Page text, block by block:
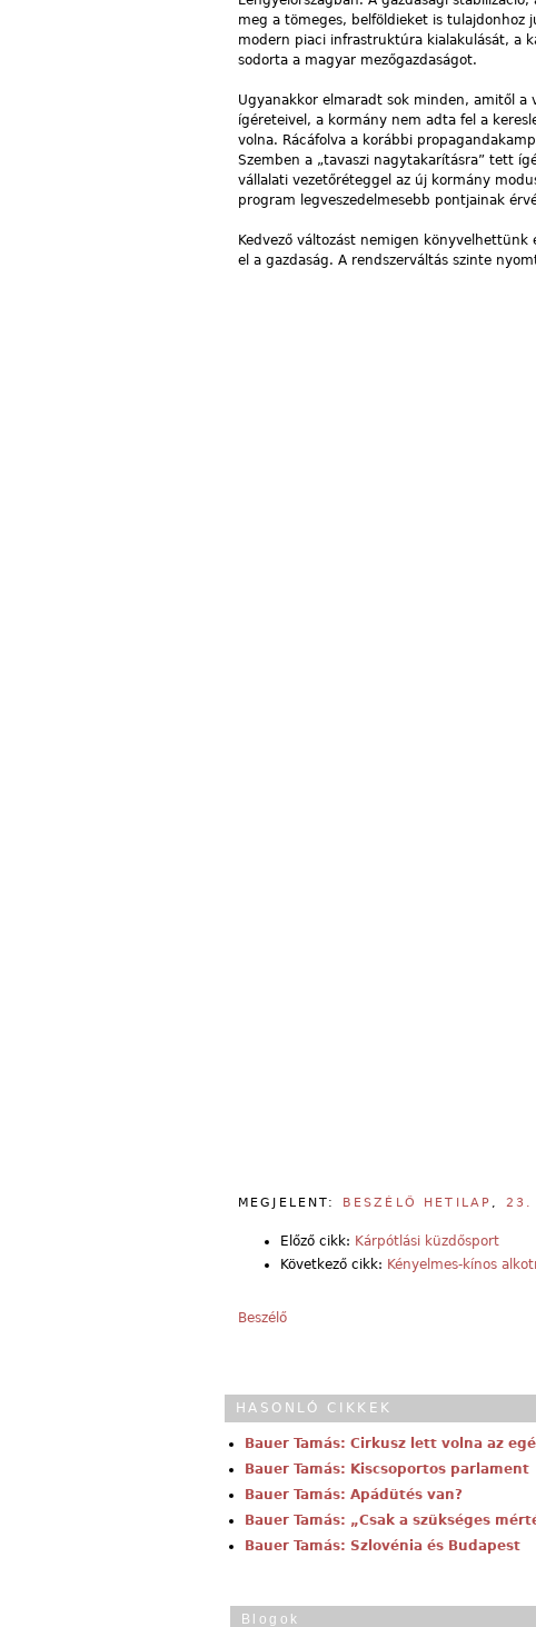
meg a tömeges, belföldieket is tulajdonhoz
modern piaci infrastruktúra kialakulását, a
sodorta a magyar mezőgazdaságot.
Ugyanakkor elmaradt sok minden, amitől a
ígéreteivel, a kormány nem adta fel a
volna. Rácáfolva a korábbi
Szemben a „tavaszi nagytakarításra” tett
vállalati vezetőréteggel az új kormány
program legveszedelmesebb pontjainak
Kedvező változást nemigen
el a gazdaság. A rendszerváltás szinte
MEGJELENT: BESZÉLŐ HETILAP 23.
Előző cikk: Kárpótlási küzdősport
Következő cikk: Kényelmes-kínos
Beszélő
HASONLÓ CIKKEK
Bauer Tamás: Cirkusz lett volna az
Bauer Tamás: Kiscsoportos parlament
Bauer Tamás: Apádütés van?
Bauer Tamás: „Csak a szükséges
Bauer Tamás: Szlovénia és Budapest
Blogok